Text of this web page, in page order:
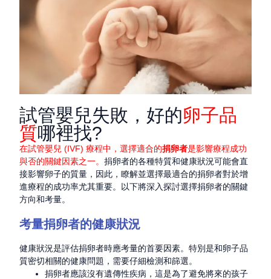
試管嬰兒失敗，好的卵子品
質哪裡找?
在試管嬰兒 (IVF) 療程中，選擇適合的捐卵者是影響療程成功
與否的關鍵因素之一。捐卵者的各種特質和健康狀況可能會直
接影響卵子的質量，因此，瞭解並選擇最適合的捐卵者對於增
進療程的成功率尤其重要。以下將深入探討選擇捐卵者的關鍵
方向和考量。
考量捐卵者的健康狀況
健康狀況是評估捐卵者時應考量的首要因素。特別是和卵子品
質密切相關的健康問題，需要仔細檢測和篩選。
捐卵者應該沒有遺傳性疾病，這是為了避免將來的孩子